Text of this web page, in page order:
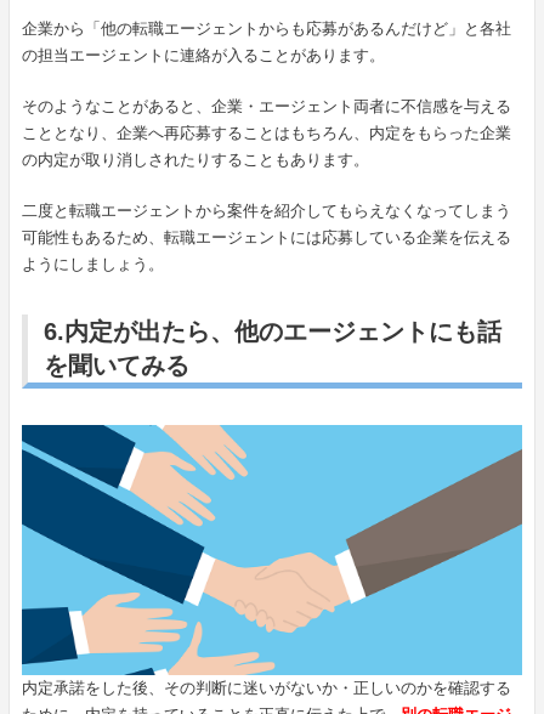
企業から「他の転職エージェントからも応募があるんだけど」と各社
の担当エージェントに連絡が入ることがあります。
そのようなことがあると、企業・エージェント両者に不信感を与える
こととなり、企業へ再応募することはもちろん、内定をもらった企業
の内定が取り消しされたりすることもあります。
二度と転職エージェントから案件を紹介してもらえなくなってしまう
可能性もあるため、転職エージェントには応募している企業を伝える
ようにしましょう。
6.内定が出たら、他のエージェントにも話
を聞いてみる
内定承諾をした後、その判断に迷いがないか・正しいのかを確認する